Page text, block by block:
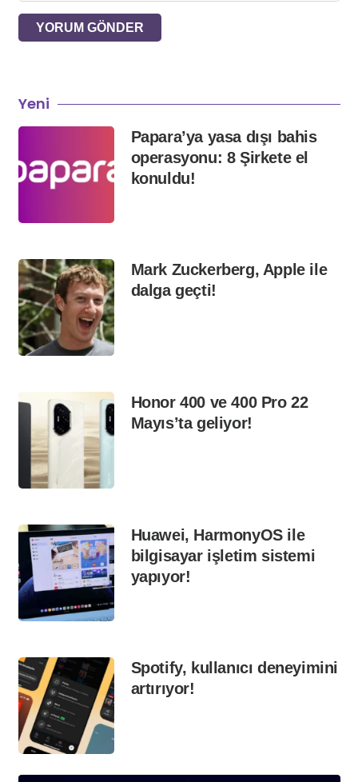
YORUM GÖNDER
Yeni
Papara’ya yasa dışı bahis
operasyonu: 8 Şirkete el
konuldu!
Mark Zuckerberg, Apple ile
dalga geçti!
Honor 400 ve 400 Pro 22
Mayıs’ta geliyor!
Huawei, HarmonyOS ile
bilgisayar işletim sistemi
yapıyor!
Spotify, kullanıcı deneyimini
artırıyor!